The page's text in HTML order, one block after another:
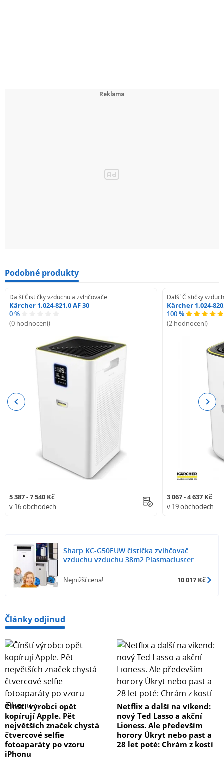
Podobné produkty
Další Čističky vzduchu a zvlhčovače
Kärcher 1.024-821.0 AF 30
0 %
(0 hodnocení)
5 387 - 7 540 Kč
v 16 obchodech
Další Čističky
Kärcher 1.024-
100 %
(2 hodnocení)
3 067 - 4 637 Kč
v 19 obchodech
Previous Next
Sharp KC-G50EUW čistička zvlhčovač
vzduchu vzduchu 38m2 Plasmacluster
Nejnižší cena! 10 017 Kč
Články odjinud
Čínští výrobci opět
kopírují Apple. Pět
největších značek chystá
čtvercové selfie
fotoaparáty po vzoru
iPhonu
Netflix a další na víkend:
nový Ted Lasso a akční
Lioness. Ale především
horory Úkryt nebo past a
28 let poté: Chrám z kostí